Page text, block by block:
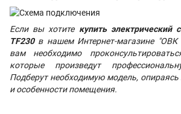
Если вы хотите купить электрический
TF230в нашем Интернет-магазине "ОВК
вам необходимо
которые произведут
Подберут необходимую модель,
и особенности помещения.